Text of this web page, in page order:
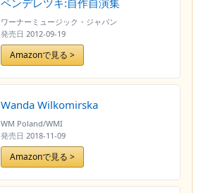
ペンデレツキ:自作自演集
ワーナーミュージック・ジャパン
発売日 2012-09-19
Amazonで見る >
Wanda Wilkomirska
WM Poland/WMI
発売日 2018-11-09
Amazonで見る >